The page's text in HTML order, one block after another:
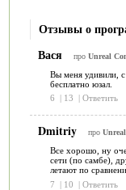
Отзывы о
Вася
про Unreal
Вы меня удивили,
бесплатно юзал.
6
13 Ответить
Dmitriy про
Все хорошо, ну
сети (по самбе),
летают по
7
| 10 | Ответить